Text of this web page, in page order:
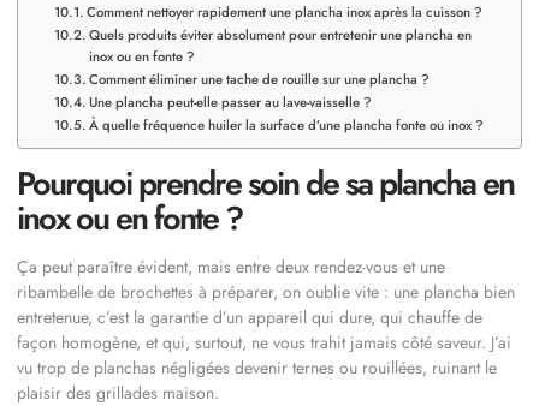
Comment nettoyer rapidement une plancha inox après la cuisson ?
Quels produits éviter absolument pour entretenir une plancha en
inox ou en fonte ?
Comment éliminer une tache de rouille sur une plancha ?
Une plancha peut-elle passer au lave-vaisselle ?
À quelle fréquence huiler la surface d’une plancha fonte ou inox ?
Pourquoi prendre soin de sa plancha en
inox ou en fonte ?
Ça peut paraître évident, mais entre deux rendez-vous et une
ribambelle de brochettes à préparer, on oublie vite : une plancha bien
entretenue, c’est la garantie d’un appareil qui dure, qui chauffe de
façon homogène, et qui, surtout, ne vous trahit jamais côté saveur. J’ai
vu trop de planchas négligées devenir ternes ou rouillées, ruinant le
plaisir des grillades maison.